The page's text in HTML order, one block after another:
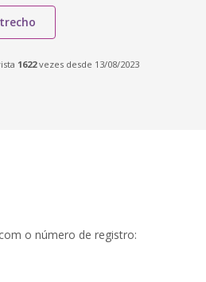
1622vezes desde 13/08/2023
o número de registro: